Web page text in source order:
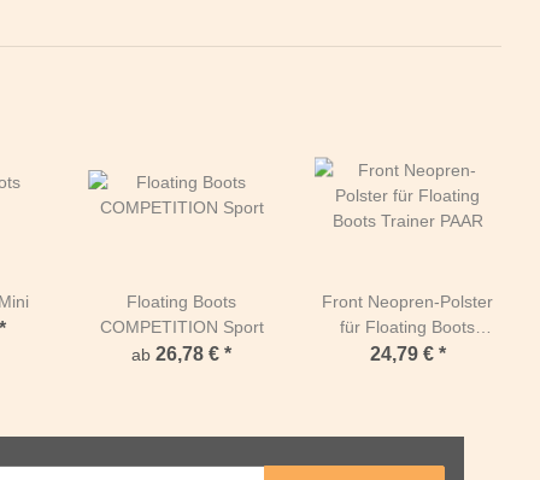
*
Floating Boots
COMPETITION Sport
ab26,78 €*
Front Neopren-Polster
für Floating Boots
Trainer PAAR
24,79 € *